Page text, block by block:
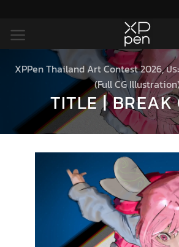
ยัง
เนื้อหา
XPPen Thailand Art Contest 2026,ปร
(Full CG
TITLE | BREAK